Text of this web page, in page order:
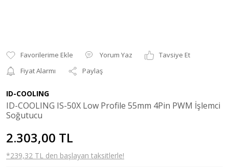
Yorum Yaz
Tavsiye Et
Fiyat Alarmı
Paylaş
ID-COOLING
ID-COOLING IS-50X Low Profile 55mm 4Pin PWM İşlemci
Soğutucu
2.303,00 TL
*239,32 TL den başlayan taksitlerle!